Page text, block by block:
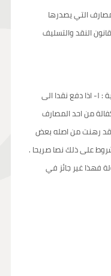
التي يصدرها
الى المادة ١٣٦ من قانون النقد والتسليف
لا يجوز تشكيل الضمان الا في الطرق التالية : ١- اذا دفع نقدا الى
قدم بشكل كفالة من احد المصارف
اعلاه . ٣- اذا كانت قد رهنت من اصله بعض
على ذلك نصا صريحا .
فهذا غير جائز في